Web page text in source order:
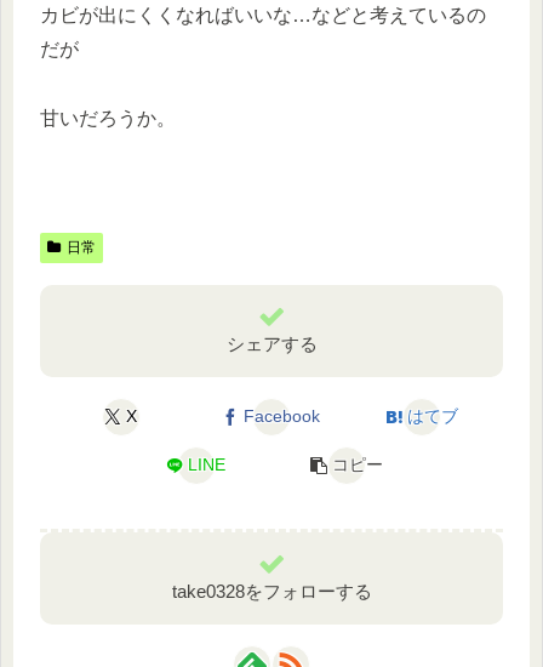
カビが出にくくなればいいな…などと考えているの
だが
甘いだろうか。
日常
シェアする
X Facebook はてブ
LINE コピー
take0328をフォローする